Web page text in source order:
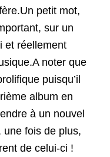
petit mot,
sur un
et réellement
noter que
puisqu’il
album en
à un nouvel
une fois de plus,
de celui-ci !